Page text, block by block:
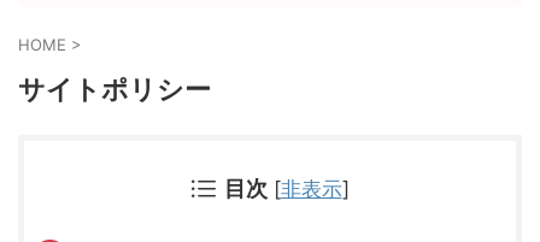
HOME >
サイトポリシー
目次 [非表示]